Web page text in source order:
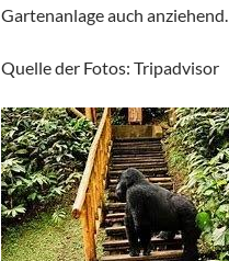
Gartenanlage auch anziehend.
Quelle der Fotos: Tripadvisor